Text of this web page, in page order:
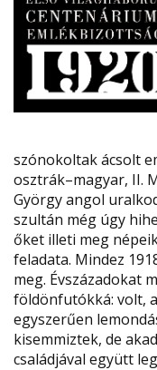
szónokoltak ácsolt
osztrák–magyar, II.
György angol
szultán még úgy
őket illeti meg
feladata. Mindez
meg. Évszázadokat
földönfutókká: volt,
egyszerűen
kisemmiztek, de
családjával együtt